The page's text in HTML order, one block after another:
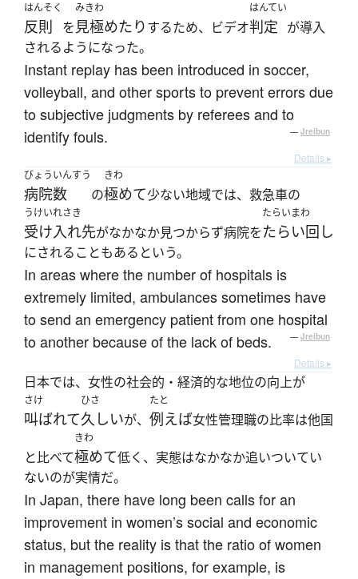
はんそく
反則 を
みきわ
見極めたりするため、ビデオ
はんてい
判定 が導入
されるようになった。
Instant replay has been introduced in soccer,
volleyball, and other sports to prevent errors due
to subjective judgments by referees and to
identify fouls.
— Jreibun
Details ▸
びょういんすう
病院数 の
きわ
極めて少ない地域では、救急車の
うけいれさき
受け入れ先がなかなか見つからず病院を
たらいまわ
たらい回し
にされることもあるという。
In areas where the number of hospitals is
extremely limited, ambulances sometimes have
to send an emergency patient from one hospital
to another because of the lack of beds.
— Jreibun
Details ▸
日本では、女性の社会的・経済的な地位の向上が
さけ
叫ばれて
ひさ
久しいが、
たと
例えば女性管理職の比率は他国
と比べて
きわ
極めて低く、実態はなかなか追いついてい
ないのが実情だ。
In Japan, there have long been calls for an
improvement in women’s social and economic
status, but the reality is that the ratio of women
in management positions, for example, is